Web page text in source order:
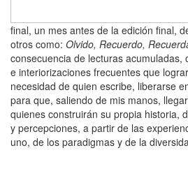
final, un mes antes de la edición final,
otros como: Olvido, Recuerdo,
consecuencia de lecturas acumuladas,
e interiorizaciones frecuentes que
necesidad de quien escribe, liberarse
para que, saliendo de mis manos,
quienes construirán su propia historia,
y percepciones, a partir de las
uno, de los paradigmas y de la